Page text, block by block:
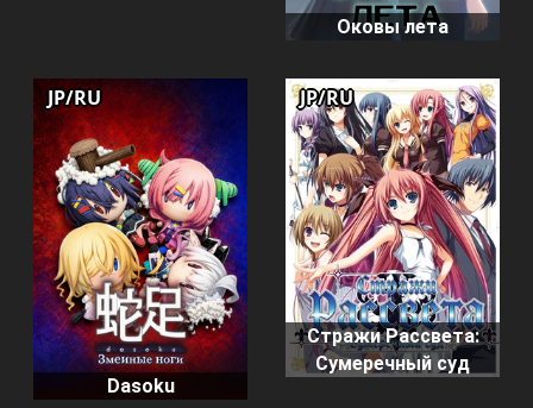
Оковы лета
Dasoku
JP/RU
Стражи Рассвета:
Сумеречный суд
JP/RU